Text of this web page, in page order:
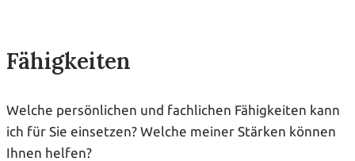
Fähigkeiten
Welche persönlichen und fachlichen Fähigkeiten kann
ich für Sie einsetzen? Welche meiner Stärken können
Ihnen helfen?